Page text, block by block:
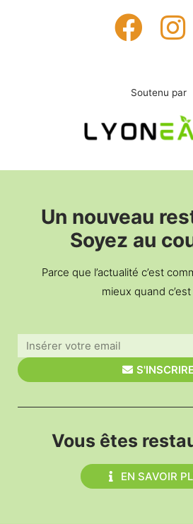
Soutenu par
Un nouveau
Soyez au
Parce que l’actualité c’est
mieux quand
Vous êtes
EN SAVOIR